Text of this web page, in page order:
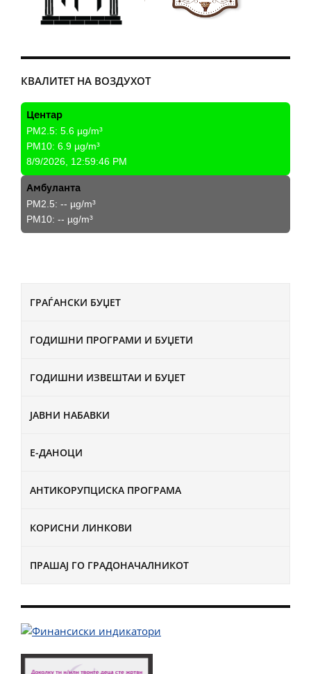
ГРАЃАНСКИ БУЏЕТ
ГОДИШНИ ПРОГРАМИ И БУЏЕТИ
ГОДИШНИ ИЗВЕШТАИ И БУЏЕТ
ЈАВНИ НАБАВКИ
Е-ДАНОЦИ
АНТИКОРУПЦИСКА ПРОГРАМА
КОРИСНИ ЛИНКОВИ
ПРАШАЈ ГО ГРАДОНАЧАЛНИКОТ
КВАЛИТЕТ НА ВОЗДУХОТ
Центар
PM2.5: 5.6 µg/m³
PM10: 6.9 µg/m³
8/9/2026, 12:59:46 PM
Амбуланта
PM2.5: -- µg/m³
PM10: -- µg/m³